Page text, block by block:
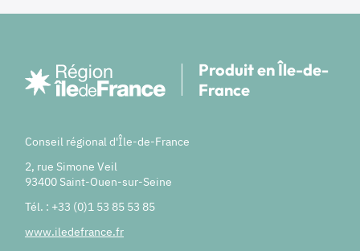
Produit en Île-de-
France
Conseil régional d'Île-de-France
2, rue Simone Veil
93400 Saint-Ouen-sur-Seine
Tél. : +33 (0)1 53 85 53 85
www.iledefrance.fr